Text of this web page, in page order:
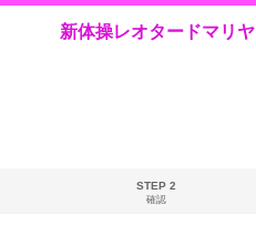
新体操レオタードマリヤ
STEP 2
確認